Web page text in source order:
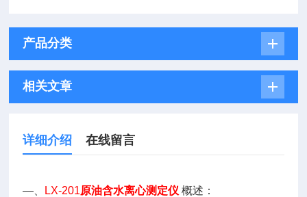
产品分类
相关文章
详细介绍 在线留言
—、 LX-201原油含水离心测定仪 概述：